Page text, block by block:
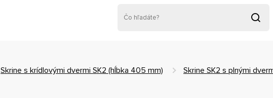
Skrine s krídlovými dvermi SK2 (hĺbka 405 mm)
Skrine SK2 s plnými